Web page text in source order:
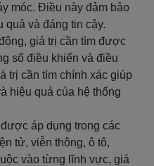
móc. Điều này đảm bảo
quả và đáng tin cậy.
giá trị cần tìm được
số điều khiển và điều
trị cần tìm chính xác giúp
hiệu quả của hệ thống
áp dụng trong các
tử, viễn thông, ô tô,
vào từng lĩnh vực, giá